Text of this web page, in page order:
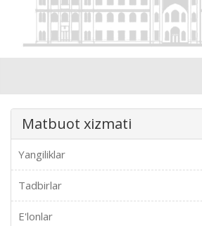
Matbuot xizmati
Yangiliklar
Tadbirlar
E'lonlar